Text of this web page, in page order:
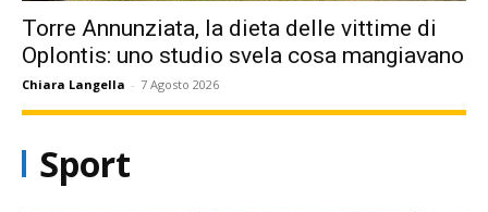
Torre Annunziata, la dieta delle vittime di
Oplontis: uno studio svela cosa mangiavano
Chiara Langella - 7 Agosto 2026
Sport